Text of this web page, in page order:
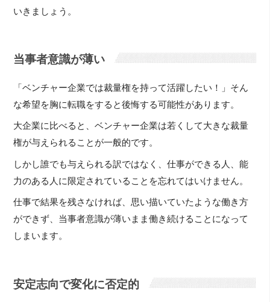
いきましょう。
当事者意識が薄い
「ベンチャー企業では裁量権を持って活躍したい！」そん
な希望を胸に転職をすると後悔する可能性があります。
大企業に比べると、ベンチャー企業は若くして大きな裁量
権が与えられることが一般的です。
しかし誰でも与えられる訳ではなく、仕事ができる人、能
力のある人に限定されていることを忘れてはいけません。
仕事で結果を残さなければ、思い描いていたような働き方
ができず、当事者意識が薄いまま働き続けることになって
しまいます。
安定志向で変化に否定的